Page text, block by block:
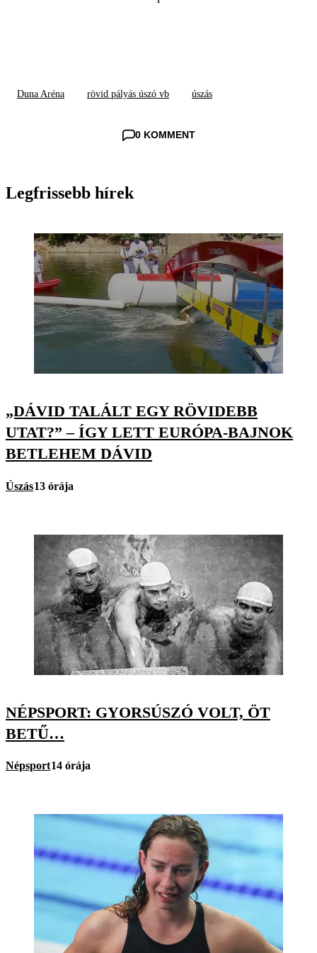
Duna Aréna rövid pályás úszó vb úszás
0 KOMMENT
Legfrissebb hírek
„DÁVID TALÁLT EGY RÖVIDEBB
UTAT?” – ÍGY LETT EURÓPA-BAJNOK
BETLEHEM DÁVID
Úszás13 órája
NÉPSPORT: GYORSÚSZÓ VOLT, ÖT
BETŰ…
Népsport14 órája